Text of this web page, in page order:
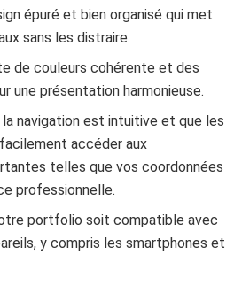
épuré et bien organisé qui met
sans les distraire.
de couleurs cohérente et des
une présentation harmonieuse.
navigation est intuitive et que les
accéder aux
telles que vos coordonnées
professionnelle.
portfolio soit compatible avec
y compris les smartphones et